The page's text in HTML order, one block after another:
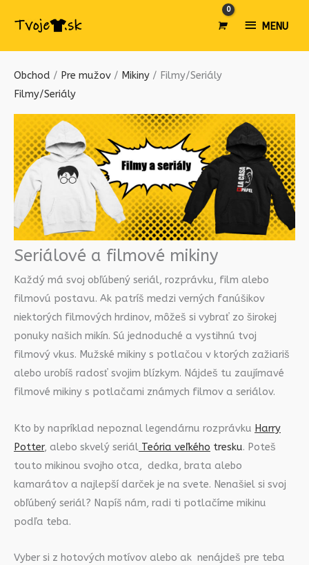
MENU
MENU
Obchod / Pre mužov / Mikiny / Filmy/Seriály
Filmy/Seriály
Seriálové a filmové mikiny
Každý má svoj obľúbený seriál, rozprávku, film alebo
filmovú postavu. Ak patríš medzi verných fanúšikov
niektorých filmových hrdinov, môžeš si vybrať zo širokej
ponuky našich mikín. Sú jednoduché a vystihnú tvoj
filmový vkus. Mužské mikiny s potlačou v ktorých zažiariš
alebo urobíš radosť svojim blízkym. Nájdeš tu zaujímavé
filmové mikiny s potlačami známych filmov a seriálov.
Kto by napríklad nepoznal legendárnu rozprávku Harry
Potter, alebo skvelý seriál Teória veľkého tresku. Poteš
touto mikinou svojho otca, dedka, brata alebo
kamarátov a najlepší darček je na svete. Nenašiel si svoj
obľúbený seriál? Napíš nám, radi ti potlačíme mikinu
podľa teba.
Vyber si z hotových motívov alebo ak nenájdeš pre teba